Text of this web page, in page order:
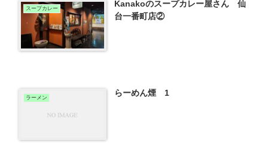
スープカレー
Kanakoのスープカレー屋さん 仙
台一番町店②
ラーメン らーめん煙 1